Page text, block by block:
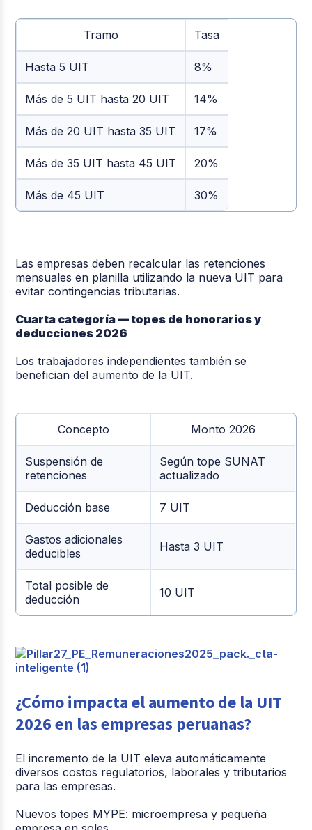
Tramo Tasa
Hasta 5 UIT 8%
Más de 5 UIT hasta 20 UIT 14%
Más de 20 UIT hasta 35 UIT 17%
Más de 35 UIT hasta 45 UIT 20%
Más de 45 UIT 30%
Las empresas deben recalcular las retenciones
mensuales en planilla utilizando la nueva UIT para
evitar contingencias tributarias.
Cuarta categoría — topes de honorarios y
deducciones 2026
Los trabajadores independientes también se
benefician del aumento de la UIT.
Concepto Monto 2026
Suspensión de
retenciones
Según tope SUNAT
actualizado
Deducción base 7 UIT
Gastos adicionales
deducibles
Hasta 3 UIT
Total posible de
deducción
10 UIT
¿Cómo impacta el aumento de la UIT
2026 en las empresas peruanas?
El incremento de la UIT eleva automáticamente
diversos costos regulatorios, laborales y tributarios
para las empresas.
Nuevos topes MYPE: microempresa y pequeña